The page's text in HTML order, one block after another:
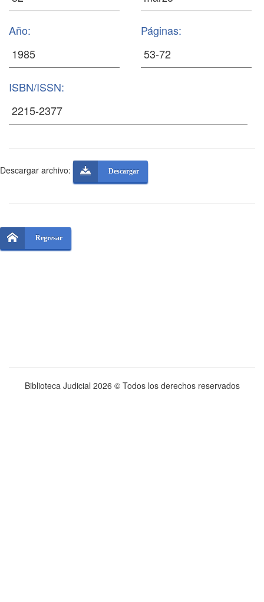
Año: Páginas:
ISBN/ISSN:
Descargar archivo: Descargar
Regresar
Biblioteca Judicial 2026 © Todos los derechos reservados